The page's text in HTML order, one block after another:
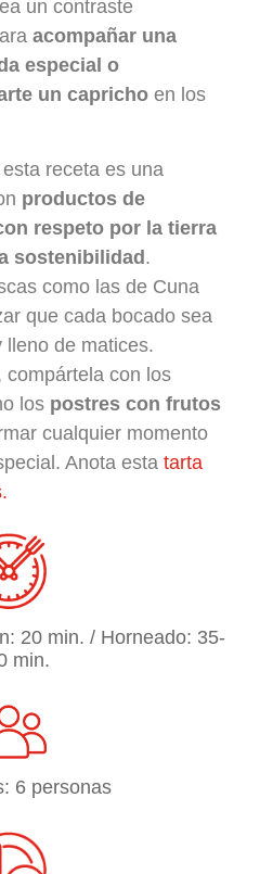
un contraste
acompañar una
especial o
un caprichoen los
receta es una
productos de
respeto por la tierra
sostenibilidad.
como las de Cuna
que cada bocado sea
lleno de matices.
con los
los postres con frutos
cualquier momento
Anota esta tarta
20 min. / Horneado: 35-
min.
6 personas